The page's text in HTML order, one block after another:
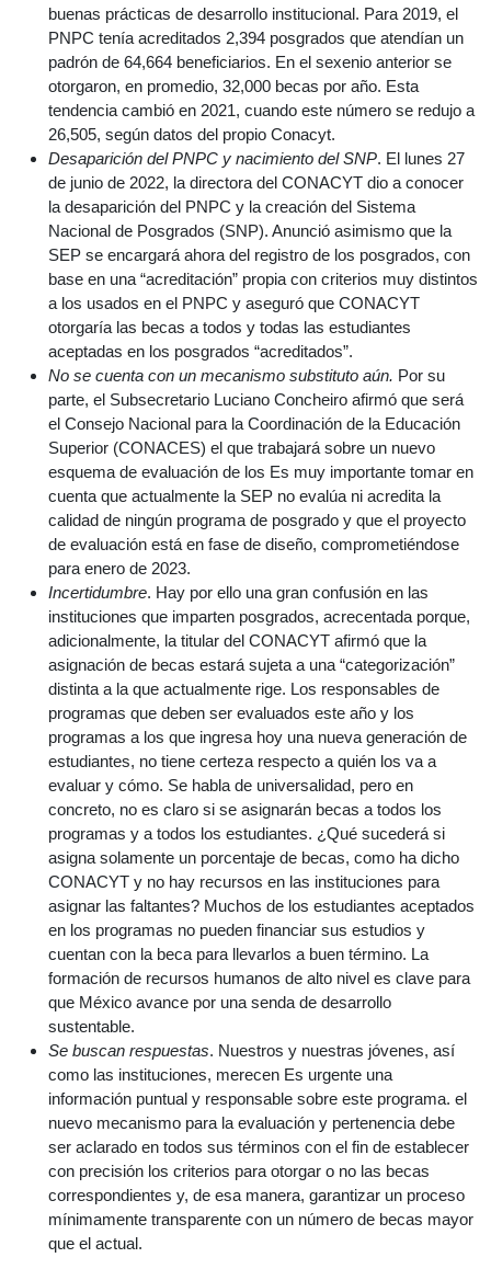
buenas prácticas de desarrollo institucional. Para 2019, el
PNPC tenía acreditados 2,394 posgrados que atendían un
padrón de 64,664 beneficiarios. En el sexenio anterior se
otorgaron, en promedio, 32,000 becas por año. Esta
tendencia cambió en 2021, cuando este número se redujo a
26,505, según datos del propio Conacyt.
Desaparición del PNPC y nacimiento del SNP. El lunes 27
de junio de 2022, la directora del CONACYT dio a conocer
la desaparición del PNPC y la creación del Sistema
Nacional de Posgrados (SNP). Anunció asimismo que la
SEP se encargará ahora del registro de los posgrados, con
base en una “acreditación” propia con criterios muy distintos
a los usados en el PNPC y aseguró que CONACYT
otorgaría las becas a todos y todas las estudiantes
aceptadas en los posgrados “acreditados”.
No se cuenta con un mecanismo substituto aún. Por su
parte, el Subsecretario Luciano Concheiro afirmó que será
el Consejo Nacional para la Coordinación de la Educación
Superior (CONACES) el que trabajará sobre un nuevo
esquema de evaluación de los Es muy importante tomar en
cuenta que actualmente la SEP no evalúa ni acredita la
calidad de ningún programa de posgrado y que el proyecto
de evaluación está en fase de diseño, comprometiéndose
para enero de 2023.
Incertidumbre. Hay por ello una gran confusión en las
instituciones que imparten posgrados, acrecentada porque,
adicionalmente, la titular del CONACYT afirmó que la
asignación de becas estará sujeta a una “categorización”
distinta a la que actualmente rige. Los responsables de
programas que deben ser evaluados este año y los
programas a los que ingresa hoy una nueva generación de
estudiantes, no tiene certeza respecto a quién los va a
evaluar y cómo. Se habla de universalidad, pero en
concreto, no es claro si se asignarán becas a todos los
programas y a todos los estudiantes. ¿Qué sucederá si
asigna solamente un porcentaje de becas, como ha dicho
CONACYT y no hay recursos en las instituciones para
asignar las faltantes? Muchos de los estudiantes aceptados
en los programas no pueden financiar sus estudios y
cuentan con la beca para llevarlos a buen término. La
formación de recursos humanos de alto nivel es clave para
que México avance por una senda de desarrollo
sustentable.
Se buscan respuestas. Nuestros y nuestras jóvenes, así
como las instituciones, merecen Es urgente una
información puntual y responsable sobre este programa. el
nuevo mecanismo para la evaluación y pertenencia debe
ser aclarado en todos sus términos con el fin de establecer
con precisión los criterios para otorgar o no las becas
correspondientes y, de esa manera, garantizar un proceso
mínimamente transparente con un número de becas mayor
que el actual.